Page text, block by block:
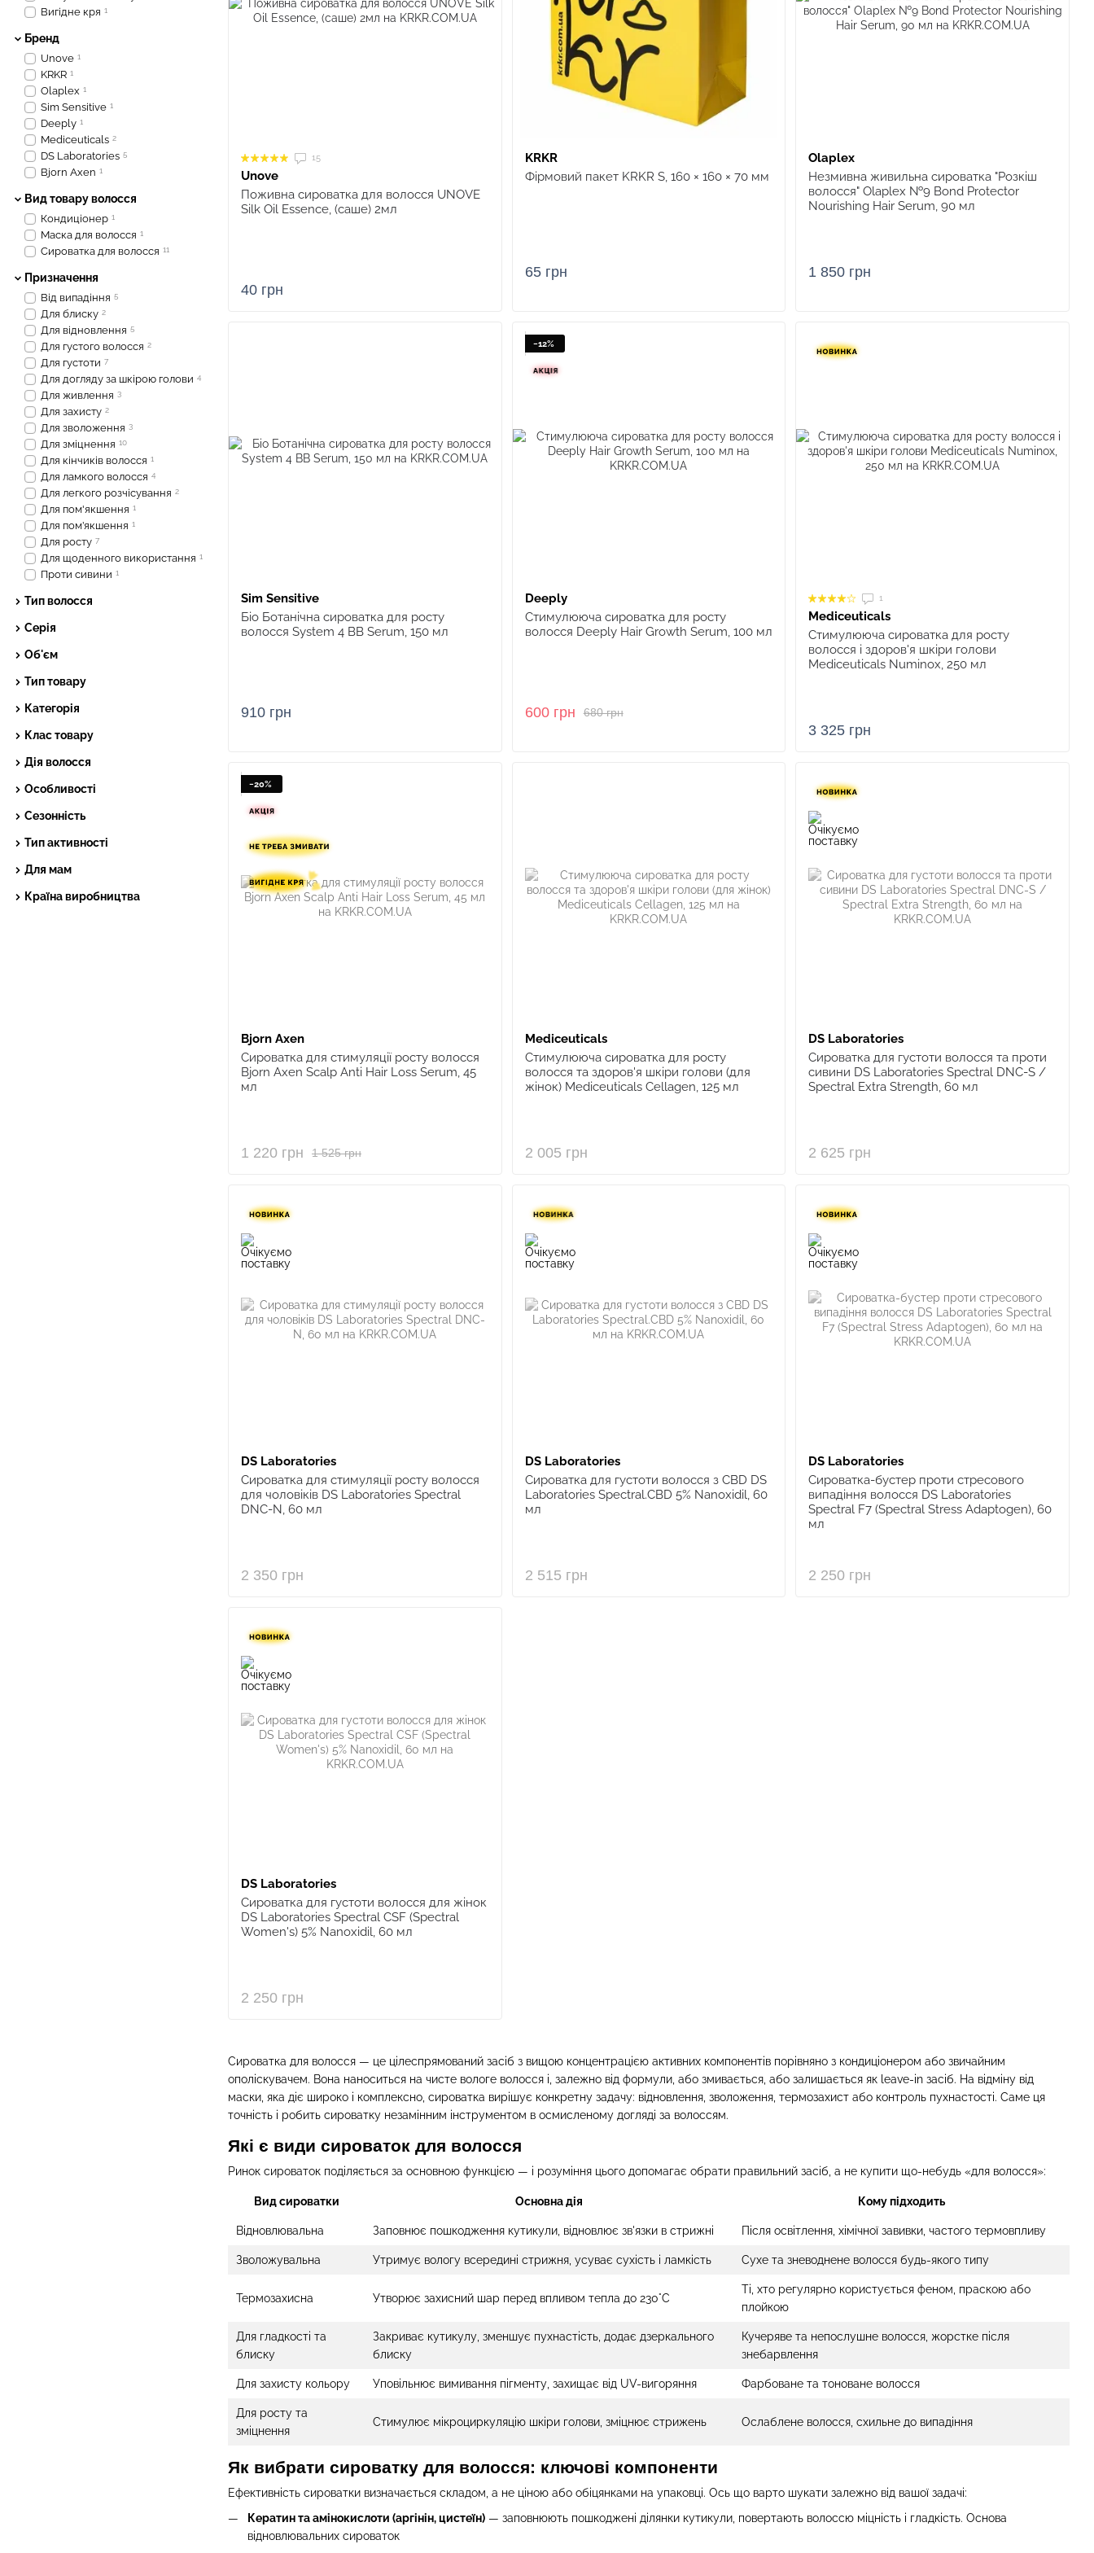
Сироватка для волосся — це цілеспрямований засіб з вищою концентрацією активних компонентів порівняно з кондиціонером або звичайним
ополіскувачем. Вона наноситься на чисте вологе волосся і, залежно від формули, або змивається, або залишається як leave-in засіб. На відміну від
маски, яка діє широко і комплексно, сироватка вирішує конкретну задачу: відновлення, зволоження, термозахист або контроль пухнастості. Саме ця
точність і робить сироватку незамінним інструментом в осмисленому догляді за волоссям.
Які є види сироваток для волосся
Ринок сироваток поділяється за основною функцією — і розуміння цього допомагає обрати правильний засіб, а не купити що-небудь «для волосся»:
Вид сироватки Основна дія Кому підходить
Відновлювальна Заповнює пошкодження кутикули, відновлює зв'язки в стрижні Після освітлення, хімічної завивки, частого термовпливу
Зволожувальна Утримує вологу всередині стрижня, усуває сухість і ламкість Сухе та зневоднене волосся будь-якого типу
Термозахисна Утворює захисний шар перед впливом тепла до 230°C
Ті, хто регулярно користується феном, праскою або
плойкою
Для гладкості та
блиску
Закриває кутикулу, зменшує пухнастість, додає дзеркального
блиску
Кучеряве та непослушне волосся, жорстке після
знебарвлення
Для захисту кольору Уповільнює вимивання пігменту, захищає від UV-вигоряння Фарбоване та тонованe волосся
Для росту та
зміцнення
Стимулює мікроциркуляцію шкіри голови, зміцнює стрижень Ослаблене волосся, схильне до випадіння
Як вибрати сироватку для волосся: ключові компоненти
Ефективність сироватки визначається складом, а не ціною або обіцянками на упаковці. Ось що варто шукати залежно від вашої задачі:
Кератин та амінокислоти (аргінін, цистеїн) — заповнюють пошкоджені ділянки кутикули, повертають волоссю міцність і гладкість. Основа
відновлювальних сироваток
15
Unove
Поживна сироватка для волосся UNOVE
Silk Oil Essence, (саше) 2мл
40 грн
KRKR
Фірмовий пакет KRKR S, 160 × 160 × 70 мм
65 грн
Olaplex
Незмивна живильна сироватка "Розкіш
волосся" Olaplex №9 Bond Protector
Nourishing Hair Serum, 90 мл
1 850 грн
Sim Sensitive
Біо Ботанічна сироватка для росту
волосся System 4 BB Serum, 150 мл
910 грн
−12%
Deeply
Стимулююча сироватка для росту
волосся Deeply Hair Growth Serum, 100 мл
680 грн
600 грн
1
Mediceuticals
Стимулююча сироватка для росту
волосся і здоров'я шкіри голови
Mediceuticals Numinox, 250 мл
3 325 грн
−20%
Bjorn Axen
Сироватка для стимуляції росту волосся
Bjorn Axen Scalp Anti Hair Loss Serum, 45
мл
1 525 грн
1 220 грн
Mediceuticals
Стимулююча сироватка для росту
волосся та здоров'я шкіри голови (для
жінок) Mediceuticals Cellagen, 125 мл
2 005 грн
DS Laboratories
Сироватка для густоти волосся та проти
сивини DS Laboratories Spectral DNC-S /
Spectral Extra Strength, 60 мл
2 625 грн
DS Laboratories
Сироватка для стимуляції росту волосся
для чоловіків DS Laboratories Spectral
DNC-N, 60 мл
2 350 грн
DS Laboratories
Сироватка для густоти волосся з CBD DS
Laboratories Spectral.CBD 5% Nanoxidil, 60
мл
2 515 грн
DS Laboratories
Сироватка-бустер проти стресового
випадіння волосся DS Laboratories
Spectral F7 (Spectral Stress Adaptogen), 60
мл
2 250 грн
DS Laboratories
Сироватка для густоти волосся для жінок
DS Laboratories Spectral CSF (Spectral
Women's) 5% Nanoxidil, 60 мл
2 250 грн
Вигідне кря 1
Бренд
Unove 1
KRKR 1
Olaplex 1
Sim Sensitive 1
Deeply 1
Mediceuticals 2
DS Laboratories 5
Bjorn Axen 1
Вид товару волосся
Кондиціонер 1
Маска для волосся 1
Сироватка для волосся 11
Призначення
Від випадіння 5
Для блиску 2
Для відновлення 5
Для густого волосся 2
Для густоти 7
Для догляду за шкірою голови 4
Для живлення 3
Для захисту 2
Для зволоження 3
Для зміцнення 10
Для кінчиків волосся 1
Для ламкого волосся 4
Для легкого розчісування 2
Для пом'якшення 1
Для пом’якшення 1
Для росту 7
Для щоденного використання 1
Проти сивини 1
Тип волосся
Серія
Об'єм
Тип товару
Категорія
Клас товару
Дія волосся
Особливості
Сезонність
Тип активності
Для мам
Країна виробництва